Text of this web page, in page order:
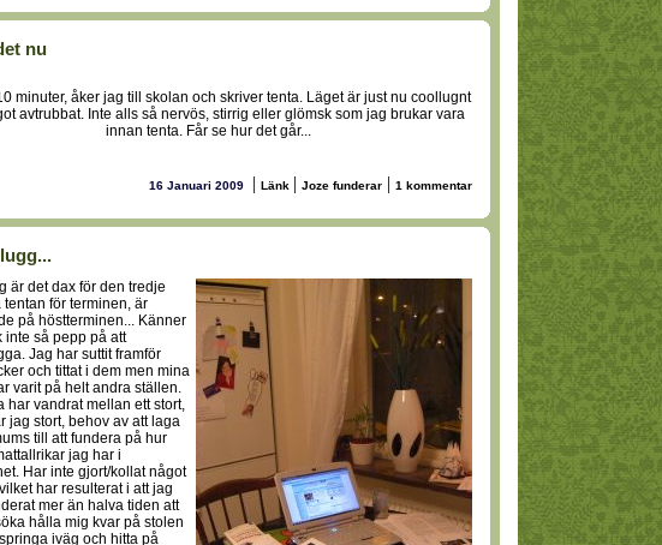
nu
minuter, åker jag till skolan och skriver tenta. Läget är just nu coollugnt
avtrubbat. Inte alls så nervös, stirrig eller glömsk som jag brukar vara
innan tenta. Får se hur det går...
16 Januari 2009 | Länk | Joze funderar | 1 kommentar
är det dax för den tredje
tentan för terminen, är
på höstterminen... Känner
inte så pepp på att
Jag har suttit framför
och tittat i dem men mina
varit på helt andra ställen.
har vandrat mellan ett stort,
jag stort, behov av att laga
till att fundera på hur
jag har i
Har inte gjort/kollat något
har resulterat i att jag
mer än halva tiden att
hålla mig kvar på stolen
iväg och hitta på